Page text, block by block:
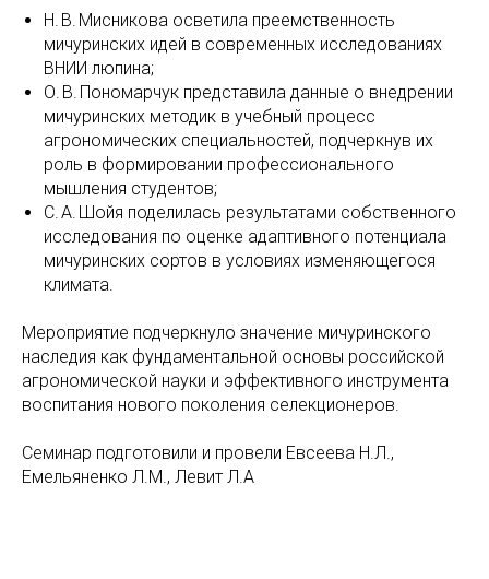
Н. В. Мисникова осветила преемственность
мичуринских идей в современных исследованиях
ВНИИ люпина;
О. В. Пономарчук представила данные о внедрении
мичуринских методик в учебный процесс
агрономических специальностей, подчеркнув их
роль в формировании профессионального
мышления студентов;
С. А. Шойя поделилась результатами собственного
исследования по оценке адаптивного потенциала
мичуринских сортов в условиях изменяющегося
климата.
Мероприятие подчеркнуло значение мичуринского
наследия как фундаментальной основы российской
агрономической науки и эффективного инструмента
воспитания нового поколения селекционеров.
Семинар подготовили и провели Евсеева Н.Л.,
Емельяненко Л.М., Левит Л.А